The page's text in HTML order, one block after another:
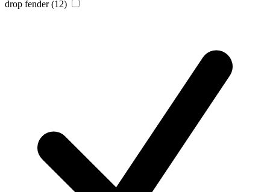
drop fender (12)